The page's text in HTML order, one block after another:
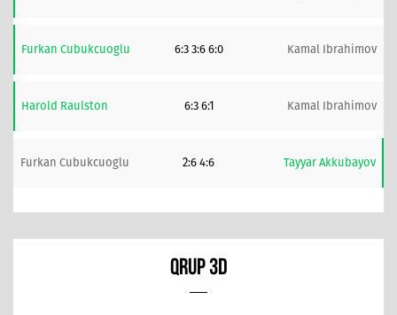
Furkan Cubukcuoglu 6:3 3:6 6:0 Kamal Ibrahimov
Harold Raulston 6:3 6:1 Kamal Ibrahimov
Furkan Cubukcuoglu 2:6 4:6 Tayyar Akkubayov
QRUP 3D